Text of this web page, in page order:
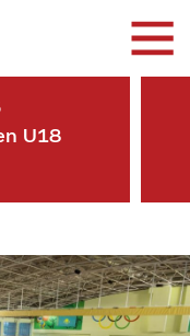
U18